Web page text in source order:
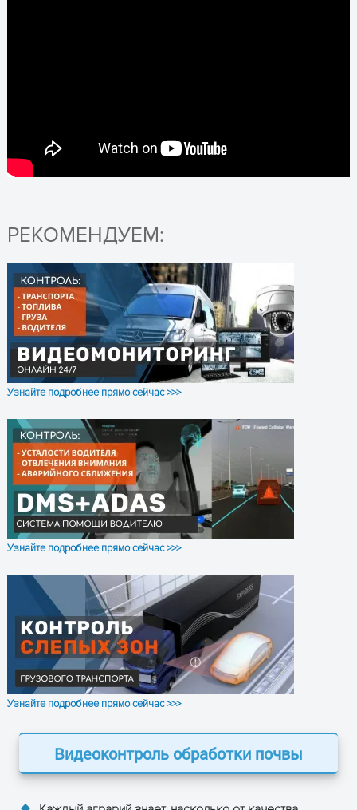
РЕКОМЕНДУЕМ:
Узнайте подробнее прямо сейчас >>>
Узнайте подробнее прямо сейчас >>>
Узнайте подробнее прямо сейчас >>>
Видеоконтроль обработки почвы